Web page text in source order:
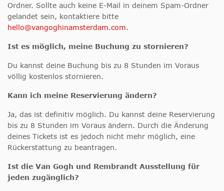
Ordner. Sollte auch keine E-Mail in deinem Spam-Ordner
gelandet sein, kontaktiere bitte
hello@vangoghinamsterdam.com.
Ist es möglich, meine Buchung zu stornieren?
Du kannst deine Buchung bis zu 8 Stunden im Voraus
völlig kostenlos stornieren.
Kann ich meine Reservierung ändern?
Ja, das ist definitiv möglich. Du kannst deine Reservierung
bis zu 8 Stunden im Voraus ändern. Durch die Änderung
deines Tickets ist es jedoch nicht mehr möglich, eine
Rückerstattung zu beantragen.
Ist die Van Gogh und Rembrandt Ausstellung für
jeden zugänglich?